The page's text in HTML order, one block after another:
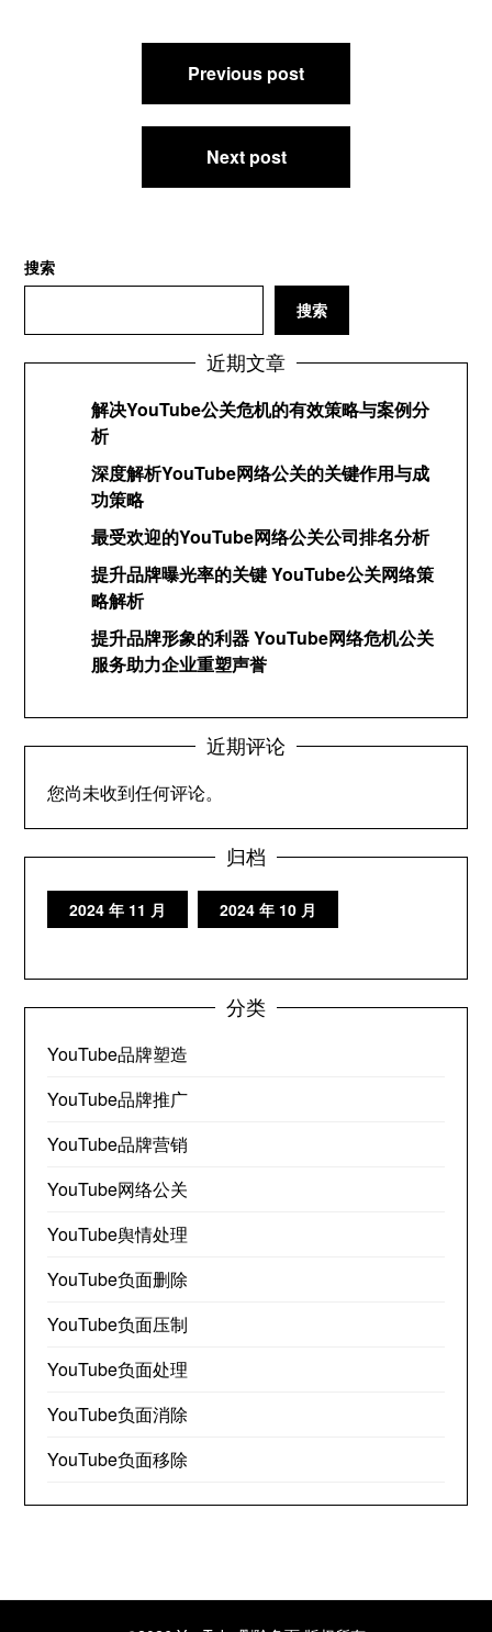
Previous post
Next post
搜索
搜索
近期文章
解决YouTube公关危机的有效策略与案例分
析
深度解析YouTube网络公关的关键作用与成
功策略
最受欢迎的YouTube网络公关公司排名分析
提升品牌曝光率的关键 YouTube公关网络策
略解析
提升品牌形象的利器 YouTube网络危机公关
服务助力企业重塑声誉
近期评论
您尚未收到任何评论。
归档
2024 年 11 月 2024 年 10 月
分类
YouTube品牌塑造
YouTube品牌推广
YouTube品牌营销
YouTube网络公关
YouTube舆情处理
YouTube负面删除
YouTube负面压制
YouTube负面处理
YouTube负面消除
YouTube负面移除